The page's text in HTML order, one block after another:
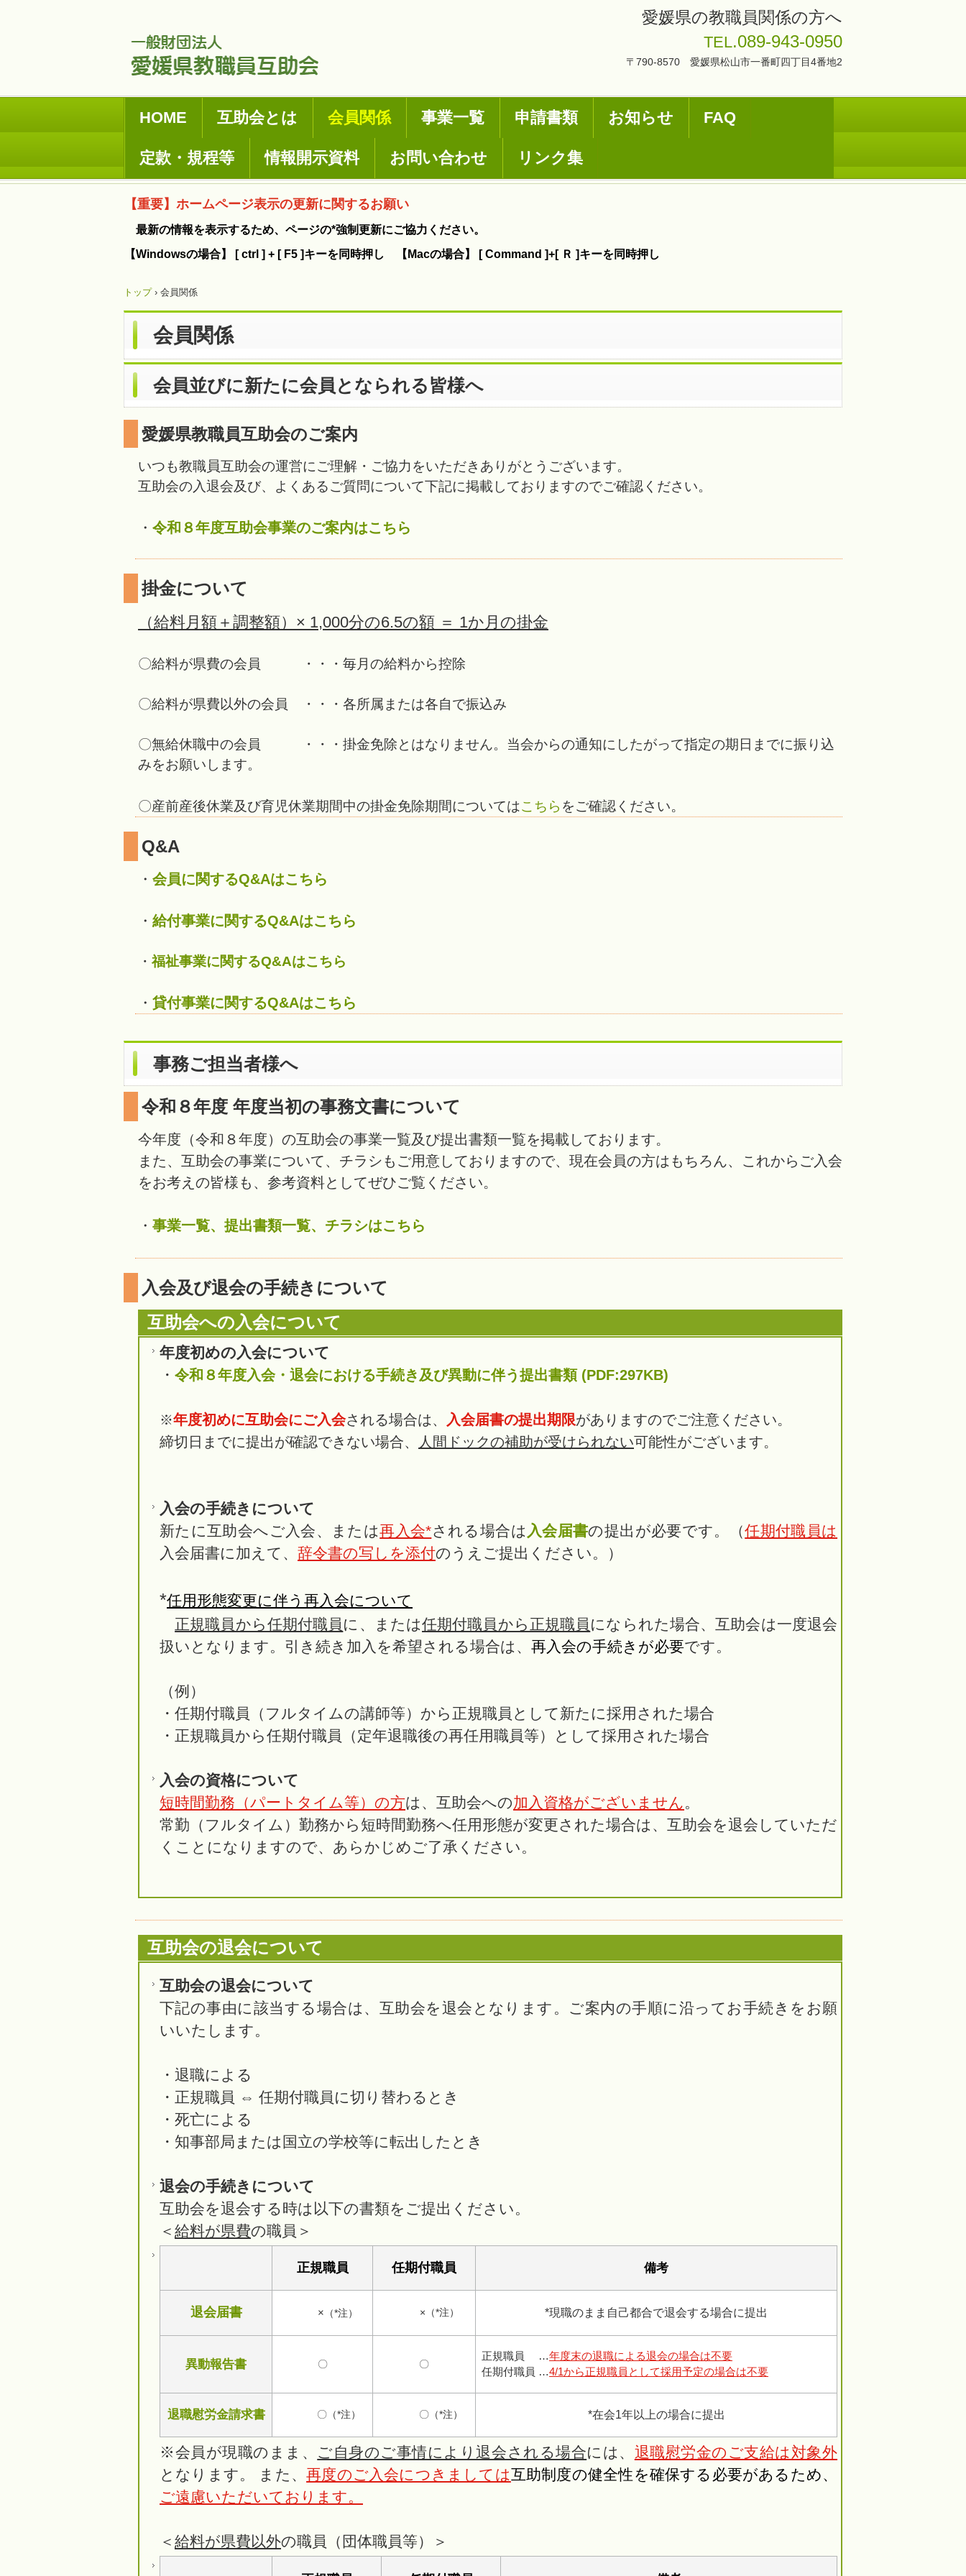
愛媛県の教職員関係の方へ
TEL.089-943-0950
〒790-8570 愛媛県松山市一番町四丁目4番地2
HOME 互助会とは 会員関係 事業一覧 申請書類 お知らせ FAQ
定款・規程等 情報開示資料 お問い合わせ リンク集
【重要】ホームページ表示の更新に関するお願い
最新の情報を表示するため、ページの*強制更新にご協力ください。
【Windowsの場合】 [ ctrl ] + [ F5 ]キーを同時押し 【Macの場合】 [ Command ]+[ Ｒ ]キーを同時押し
トップ › 会員関係
会員関係
会員並びに新たに会員となられる皆様へ
愛媛県教職員互助会のご案内
いつも教職員互助会の運営にご理解・ご協力をいただきありがとうございます。
互助会の入退会及び、よくあるご質問について下記に掲載しておりますのでご確認ください。
・ 令和８年度互助会事業のご案内はこちら
掛金について
（給料月額＋調整額）× 1,000分の6.5の額 ＝ 1か月の掛金
〇給料が県費の会員 ・・・毎月の給料から控除
〇給料が県費以外の会員 ・・・各所属または各自で振込み
〇無給休職中の会員 ・・・掛金免除とはなりません。 当会からの通知にしたがって指定の期日 までに振り込
みをお願いします。
〇産前産後休業及び育児休業期間中の掛金免除期間についてはこちら をご確認ください。
Q&A
・ 会員に関するQ&Aはこちら
・ 給付事業に関するQ&Aはこちら
・福祉事業に関するQ&Aはこちら
・ 貸付事業に関するQ&Aはこちら
事務ご担当者様へ
令和８年度 年度当初の事務文書について
今年度（令和８年度）の互助会の事業一覧及び提出書類一覧を掲載しております。
また、互助会の事業について、チラシもご用意しておりますので、現在会員の方はもちろん、これからご入会
をお考えの皆様も、参考資料としてぜひご覧ください。
・ 事業一覧、提出書類一覧、チラシはこちら
入会及び退会の手続きについて
互助会への入会について
年度初めの入会について
・ 令和８年度入会・退会における手続き及び異動に伴う提出書類 (PDF:297KB)
※年度初めに互助会にご入会される場合は、 入会届書の提出期限がありますのでご注意ください。
締切日までに提出が確認できない場合、
人間ドックの補助が受けられない可能性がございます。
入会の手続きについて
新たに互助会へご入会、または再入会*される場合は 入会届書の提出が必要です。（任期付職員は
入会届書に加えて、 辞令書の写しを添付のうえご提出ください。）
*任用形態変更に伴う再入会について
正規職員から任期付職員 に、または任期付職員から正規職員 になられた場合、互助会は一度退会
扱いとなります。引き続き加入を希望される場合は、 再入会の手続きが必要です。
（例）
・任期付職員（フルタイムの講師等）から正規職員として新たに採用された場合
・正規職員から任期付職員（定年退職後の再任用職員等）として採用された場合
入会の資格について
短時間勤務（パートタイム等）の方は、互助会への加入資格がございません。
常勤（フルタイム）勤務から短時間勤務へ任用形態が変更された場合は、互助会を退会していただ
くことになりますので、あらかじめご了承ください。
互助会の退会について
互助会の退会について
下記の事由に該当する場合は、互助会を退会となります。ご案内の手順に沿ってお手続きをお願
いいたします。
・退職による
・正規職員 ⇔ 任期付職員に切り替わるとき
・死亡による
・知事部局または国立の学校等に転出したとき
退会の手続きについて
互助会を退会する時は以下の書類をご提出ください。
＜ 給料が県費の職員＞
正規職員 任期付職員 備考
退会届書 × （*注） ×（*注） *現職のまま自己都合で退会する場合に提出
異動報告書 〇 〇
正規職員 …年度末の退職による退会の場合は不要
任期付職員 …4/1から正規職員として採用予定の場合は不要
退職慰労金請求書 〇（*注） 〇（*注） *在会1年以上の場合に提出
※会員が現職のまま、 ご自身のご事情により退会される場合には、 退職慰労金のご支給は対象外
となります。 また、再度のご入会につきましては互助制度の健全性を確保する必要があるため、
ご遠慮いただいております。
＜ 給料が県費以外の職員（団体職員等）＞